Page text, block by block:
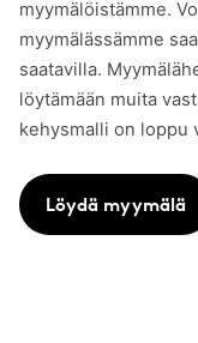
myymälöistämme.
myymälässämme
saatavilla.
löytämään muita
kehysmalli on loppu
Löydä myymälä